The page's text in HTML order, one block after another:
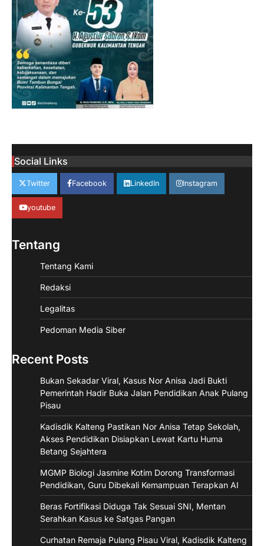
Social Links
Twitter Facebook LinkedIn Instagram
youtube
Tentang
Tentang Kami
Redaksi
Legalitas
Pedoman Media Siber
Recent Posts
Bukan Sekadar Viral, Kasus Nor Anisa Jadi Bukti
Pemerintah Hadir Buka Jalan Pendidikan Anak Pulang
Pisau
Kadisdik Kalteng Pastikan Nor Anisa Tetap Sekolah,
Akses Pendidikan Disiapkan Lewat Kartu Huma
Betang Sejahtera
MGMP Biologi Jasmine Kotim Dorong Transformasi
Pendidikan, Guru Dibekali Kemampuan Terapkan AI
Beras Fortifikasi Diduga Tak Sesuai SNI, Mentan
Serahkan Kasus ke Satgas Pangan
Curhatan Remaja Pulang Pisau Viral, Kadisdik Kalteng